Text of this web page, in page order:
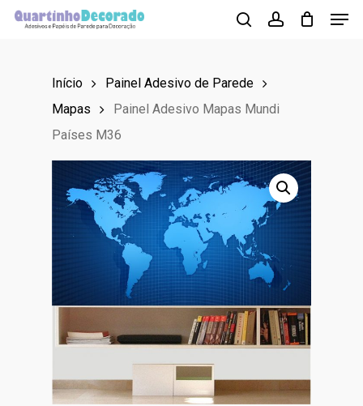
Skip
Início
Painel Adesivo de Parede
Mapas
Painel Adesivo Mapas Mundi
Países M36